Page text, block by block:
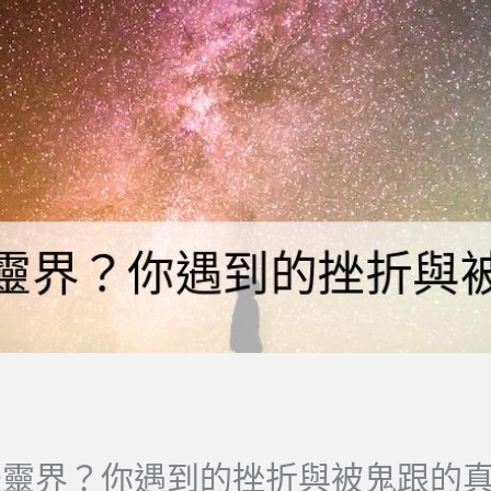
界？你遇到的挫折與被鬼跟的